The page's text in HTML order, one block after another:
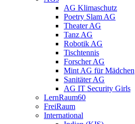
AG Klimaschutz
Poetry Slam AG
Theater AG
Tanz AG
Robotik AG
Tischtennis
Forscher AG
Mint AG für Mädchen
Sanitäter AG
AG IT Security Girls
LernRaum60
FreiRaum
International